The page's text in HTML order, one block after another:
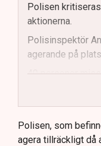
Polisen
aktionerna.
Polisinspektör
agerande på plats.
40 personer
Polisen
för att
Samtidigt är
Polisen, som
agera tillräckligt då